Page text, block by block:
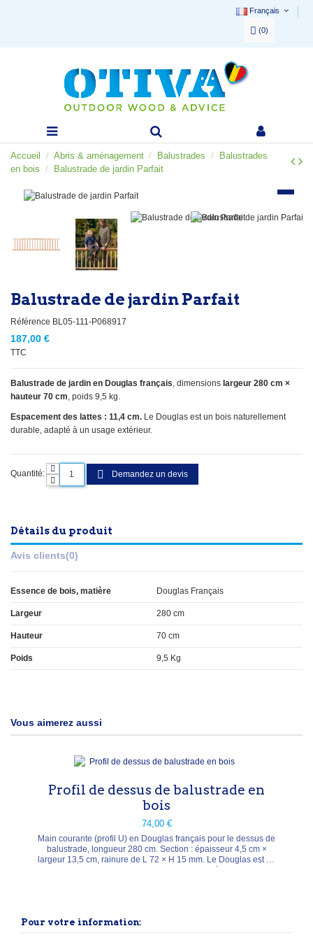
Français
(0)
Accueil Abris & aménagement Balustrades
Balustrades
en bois
Balustrade de jardin Parfait
Balustrade de jardin Parfait
Référence BL05-111-P068917
187,00 €
TTC
Balustrade de jardin en Douglas français, dimensions largeur 280 cm ×
hauteur 70 cm, poids 9,5 kg.
Espacement des lattes : 11,4 cm. Le Douglas est un bois naturellement
durable, adapté à un usage extérieur.
Quantité: Demandez un devis
Détails du produit
Avis clients(0)
Essence de bois, matière Douglas Français
Largeur 280 cm
Hauteur 70 cm
Poids 9,5 Kg
Vous aimerez aussi
Profil de dessus de balustrade en
bois
74,00 €
Main courante (profil U) en Douglas français pour le dessus de
balustrade, longueur 280 cm. Section : épaisseur 4,5 cm ×
largeur 13,5 cm, rainure de L 72 × H 15 mm. Le Douglas est un
Pour votre information: